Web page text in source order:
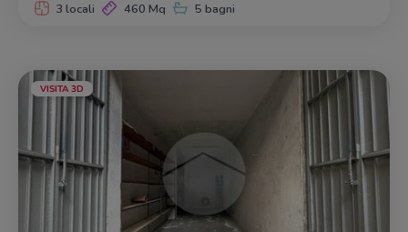
3 locali 460 Mq 5 bagni
VISITA 3D